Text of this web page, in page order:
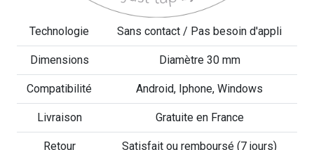
Technologie Sans contact / Pas besoin d'appli
Dimensions Diamètre 30 mm
Compatibilité Android, Iphone, Windows
Livraison Gratuite en France
Retour Satisfait ou remboursé (7 jours)